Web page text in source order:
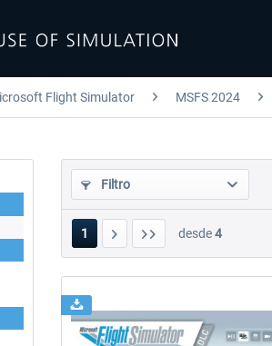
Flight Simulator MSFS 2024
Filtro
1 desde4